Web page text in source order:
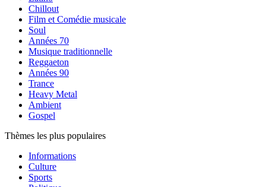
Chillout
Film et Comédie musicale
Soul
Années 70
Musique traditionnelle
Reggaeton
Années 90
Trance
Heavy Metal
Ambient
Gospel
Thèmes les plus populaires
Informations
Culture
Sports